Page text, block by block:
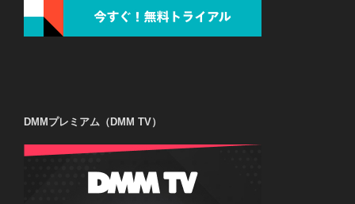
DMMプレミアム（DMM TV）